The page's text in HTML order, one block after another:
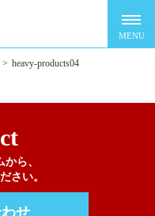
> heavy-products04
ら、
さい。
せ